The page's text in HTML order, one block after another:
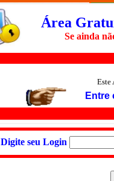
216.73.216.156 Usuário:
Você não
Área
Se ainda
Este
Entre
Digite seu Login